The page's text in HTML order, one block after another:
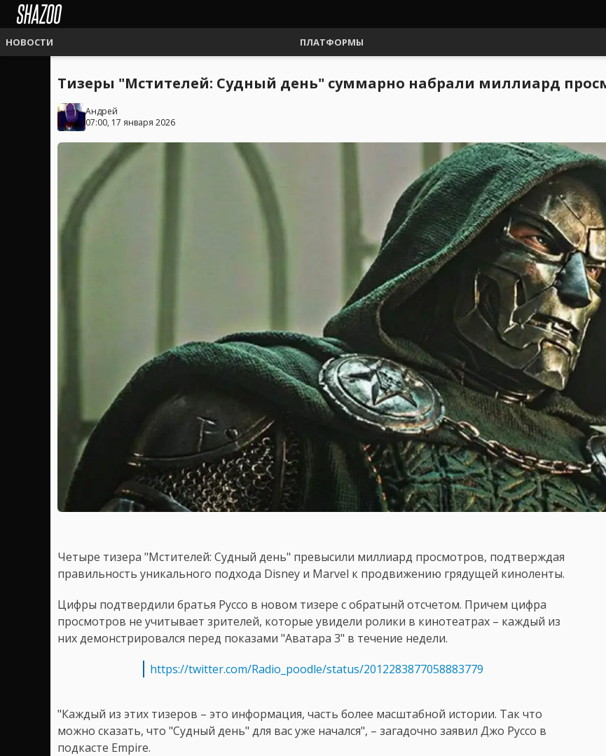
НОВОСТИ ПЛАТФОРМЫ
Тизеры "Мстителей: Судный день" суммарно набрали миллиард
Андрей
07:00, 17 января 2026
Четыре тизера "Мстителей: Судный день" превысили миллиард просмотров, подтверждая
правильность уникального подхода Disney и Marvel к продвижению грядущей киноленты.
Цифры подтвердили братья Руссо в новом тизере с обратынй отсчетом. Причем цифра
просмотров не учитывает зрителей, которые увидели ролики в кинотеатрах – каждый из
них демонстрировался перед показами "Аватара 3" в течение недели.
https://twitter.com/Radio_poodle/status/2012283877058883779
"Каждый из этих тизеров – это информация, часть более масштабной истории. Так что
можно сказать, что "Судный день" для вас уже начался", – загадочно заявил Джо Руссо в
подкасте Empire.